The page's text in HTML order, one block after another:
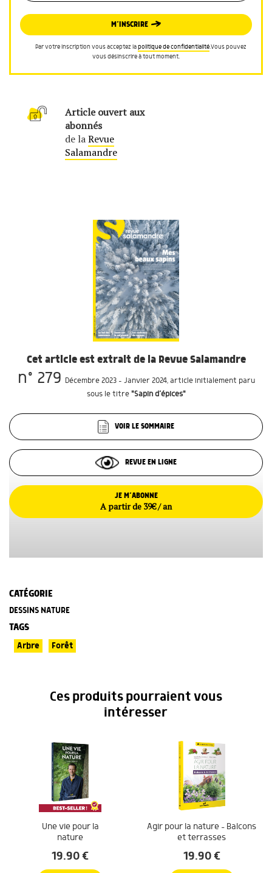
M’INSCRIRE
Par votre inscription vous acceptez lapolitique de confidentialité.Vous pouvez
vous désinscrire à tout moment.
Article ouvert aux
abonnés
de laRevue
Salamandre
Cet article est extrait de la Revue Salamandre
n° 279 Décembre 2023 - Janvier 2024, article initialement paru
sous le titre "Sapin d’épices"
VOIR LE SOMMAIRE
REVUE EN LIGNE
JE M’ABONNE
A partir de 39€ / an
CATÉGORIE
DESSINS NATURE
TAGS
Arbre Forêt
Ces produits pourraient vous
intéresser
Une vie pour la
nature
19.90€
Agir pour la nature – Balcons
et terrasses
19.90€